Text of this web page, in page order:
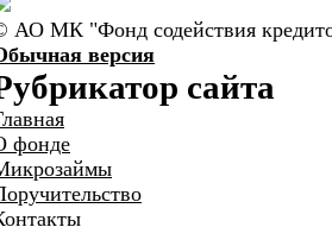
АО МК "Фонд содействия
версия
сайта
фонде